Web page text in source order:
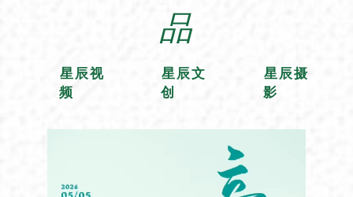
品
星辰视
频
星辰文
创
星辰摄
影